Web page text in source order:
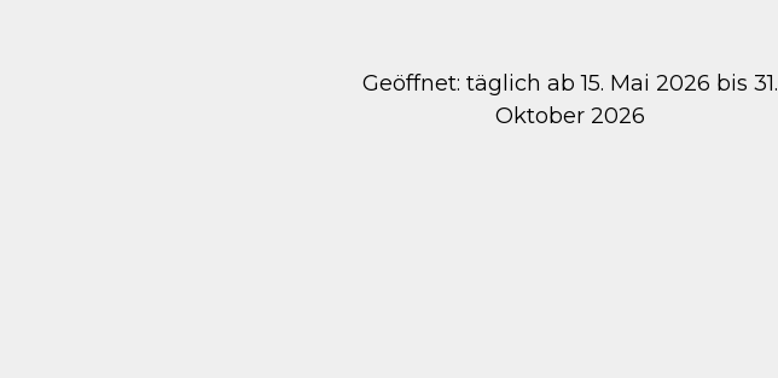
Geöffnet: täglich ab 15. Mai 2026 bis 31.
Oktober 2026